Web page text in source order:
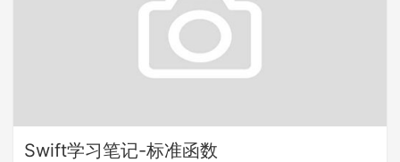
Swift学习笔记-标准函数